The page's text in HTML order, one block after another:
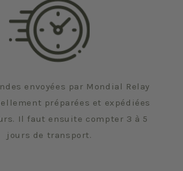
envoyées par Mondial Relay
préparées et expédiées
Il faut ensuite compter 3 à 5
jours de transport.